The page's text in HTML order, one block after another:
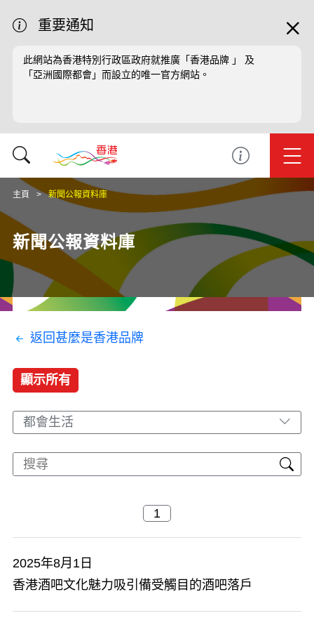
重要通知
此網站為香港特別行政區政府就推廣「香港品牌 」 及
「亞洲國際都會」而設立的唯一官方網站。
主頁 新聞公報資料庫
新聞公報資料庫
返回甚麼是香港品牌
顯示所有
都會生活
2025年8月1日
香港酒吧文化魅力吸引備受觸目的酒吧落戶